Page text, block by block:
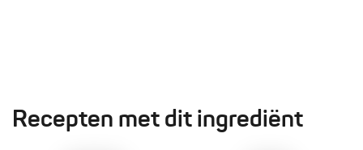
Recepten met dit ingrediënt